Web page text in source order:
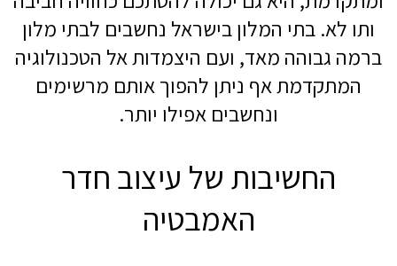
ותו לא. בתי המלון בישראל נחשבים לבתי מלון
ברמה גבוהה מאד, ועם היצמדות אל הטכנולוגיה
המתקדמת אף ניתן להפוך אותם מרשימים
ונחשבים אפילו יותר.
החשיבות של עיצוב חדר
האמבטיה